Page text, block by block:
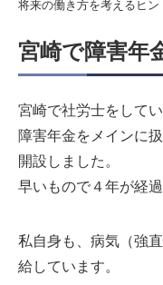
将来の働き方を考えるヒン
宮崎で障害年
宮崎で社労士をして
障害年⾦をメインに
開設しました。
早いもので４年が経過
私⾃⾝も、病気（強
給しています。